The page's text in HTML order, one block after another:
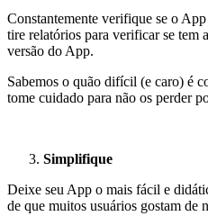
Constantemente verifique se o
tire relatórios para verificar se tem
versão do App.
Sabemos o quão difícil (e caro) é
tome cuidado para não os perder
Simplifique
Deixe seu App o mais fácil e
de que muitos usuários gostam de